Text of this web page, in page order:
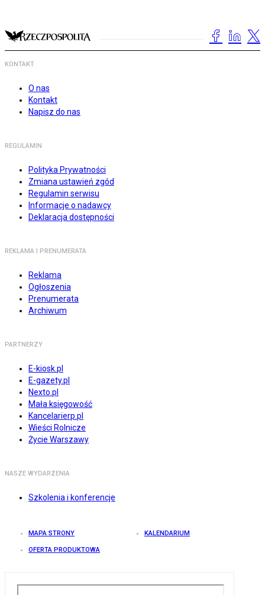
KONTAKT
O nas
Kontakt
Napisz do nas
REGULAMIN
Polityka Prywatności
Zmiana ustawień zgód
Regulamin serwisu
Informacje o nadawcy
Deklaracja dostępności
REKLAMA I PRENUMERATA
Reklama
Ogłoszenia
Prenumerata
Archiwum
PARTNERZY
E-kiosk.pl
E-gazety.pl
Nexto.pl
Mała księgowość
Kancelarierp.pl
Wieści Rolnicze
Życie Warszawy
NASZE WYDARZENIA
Szkolenia i konferencje
MAPA STRONY KALENDARIUM
OFERTA PRODUKTOWA